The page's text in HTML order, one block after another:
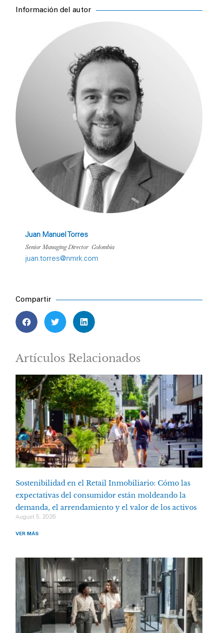
Información del autor
Juan Manuel Torres
Senior Managing Director Colombia
juan.torres@nmrk.com
Compartir
Artículos Relacionados
Sostenibilidad en el Retail Inmobiliario: Cómo las
expectativas del consumidor están moldeando la
demanda, el arrendamiento y el valor de los activos
August 5, 2026
VER MÁS